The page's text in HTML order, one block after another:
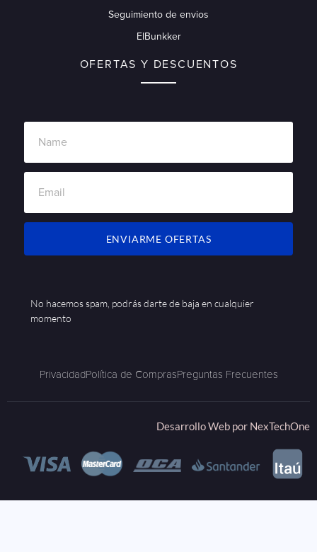
Seguimiento de envios
ElBunkker
OFERTAS Y DESCUENTOS
ENVIARME OFERTAS
No hacemos spam, podrás darte de baja en cualquier
momento
PrivacidadPolítica de ComprasPreguntas Frecuentes
Desarrollo Web por NexTechOne